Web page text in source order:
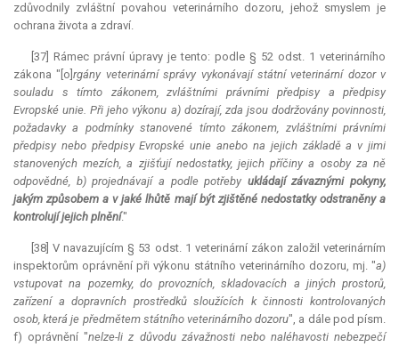
zdůvodnily zvláštní povahou veterinárního dozoru, jehož smyslem je
ochrana života a zdraví.
[37] Rámec právní úpravy je tento: podle § 52 odst. 1 veterinárního
zákona "[o]rgány veterinární správy vykonávají státní veterinární dozor v
souladu s tímto zákonem, zvláštními právními předpisy a předpisy
Evropské unie. Při jeho výkonu a) dozírají, zda jsou dodržovány povinnosti,
požadavky a podmínky stanovené tímto zákonem, zvláštními právními
předpisy nebo předpisy Evropské unie anebo na jejich základě a v jimi
stanovených mezích, a zjišťují nedostatky, jejich příčiny a osoby za ně
odpovědné, b) projednávají a podle potřeby ukládají závaznými pokyny,
jakým způsobem a v jaké lhůtě mají být zjištěné nedostatky odstraněny a
kontrolují jejich plnění."
[38] V navazujícím § 53 odst. 1 veterinární zákon založil veterinárním
inspektorům oprávnění při výkonu státního veterinárního dozoru, mj. "a)
vstupovat na pozemky, do provozních, skladovacích a jiných prostorů,
zařízení a dopravních prostředků sloužících k činnosti kontrolovaných
osob, která je předmětem státního veterinárního dozoru", a dále pod písm.
f) oprávnění "nelze-li z důvodu závažnosti nebo naléhavosti nebezpečí